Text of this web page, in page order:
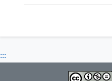
:::